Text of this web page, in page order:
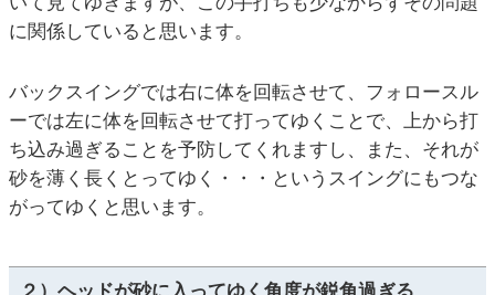
に関係していると思います。
バックスイングでは右に体を回転させて、フォロースル
ーでは左に体を回転させて打ってゆくことで、上から打
ち込み過ぎることを予防してくれますし、また、それが
砂を薄く長くとってゆく・・・というスイングにもつな
がってゆくと思います。